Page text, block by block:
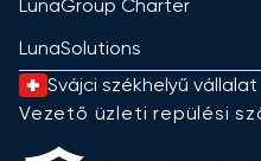
LunaGroup Charter
LunaSolutions
Svájci székhelyű vállalat
Vezető üzleti repülési